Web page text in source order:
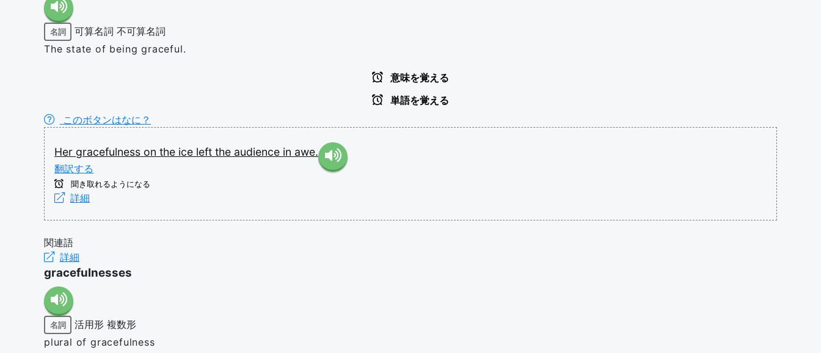
名詞 可算名詞 不可算名詞
The state of being graceful.
意味を覚える
単語を覚える
このボタンはなに？
Her gracefulness on the ice left the audience in awe.
翻訳する
聞き取れるようになる
詳細
関連語
詳細
gracefulnesses
名詞 活用形 複数形
plural of gracefulness